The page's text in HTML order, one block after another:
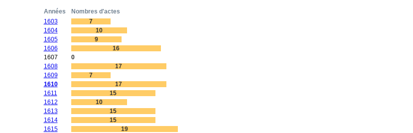
Années
Nombres d'actes
1603
7
1604
10
1605
9
1606
16
1607
0
1608
17
1609
7
1610
17
1611
15
1612
10
1613
15
1614
15
1615
19